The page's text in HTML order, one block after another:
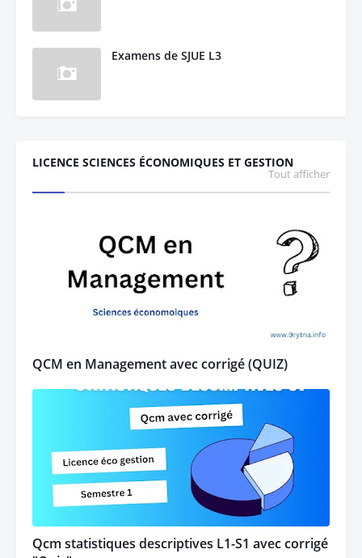
Examens de SJUE L3
LICENCE SCIENCES ÉCONOMIQUES ET GESTION
Tout afficher
QCM en Management avec corrigé (QUIZ)
Qcm statistiques descriptives L1-S1 avec corrigé